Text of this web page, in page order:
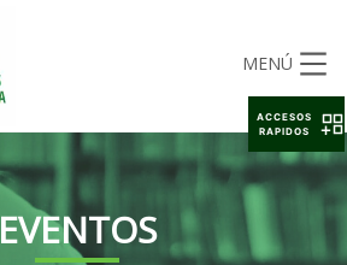
MENÚ
EVENTOS
ACCESOS
RAPIDOS